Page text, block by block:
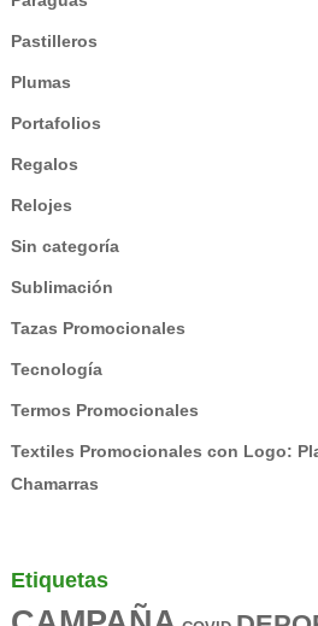
Pastilleros
Plumas
Portafolios
Regalos
Relojes
Sin categoría
Sublimación
Tazas Promocionales
Tecnología
Termos Promocionales
Textiles Promocionales con Logo:
Chamarras
Etiquetas